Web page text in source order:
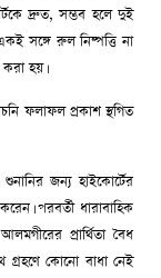
দ্রুত, সম্ভব হলে দুই
সঙ্গে রুল নিষ্পত্তি না
হয়।
ফলাফল প্রকাশ স্থগিত
জন্য হাইকোর্টের
পরবর্তী ধারাবাহিক
প্রার্থিতা বৈধ
কোনো বাধা নেই